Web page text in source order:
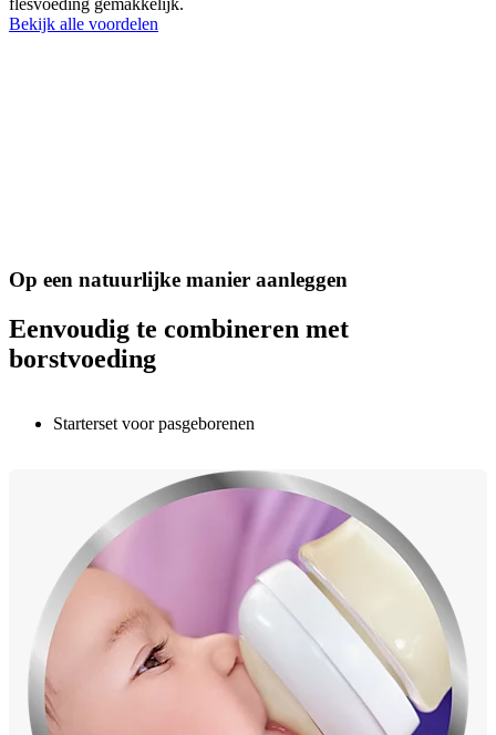
flesvoeding gemakkelijk.
Bekijk alle voordelen
Op een natuurlijke manier aanleggen
Eenvoudig te combineren met
borstvoeding
Starterset voor pasgeborenen